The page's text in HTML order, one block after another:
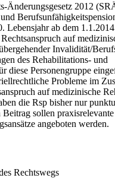
Änderungsgesetz 2012
Lebensjahr ab dem
auf
Invalidität/
des Rehabilitations- und
diese Personengruppe
Probleme im
auf medizinische
die Rsp bisher nur
Beitrag sollen
angeboten werden.
Rechtswegs